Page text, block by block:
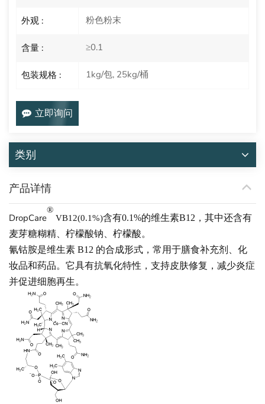
外观 : 粉色粉末
含量 : ≥0.1
包装规格 : 1kg/包, 25kg/桶
立即询问
类别
产品详情
DropCare
®
VB12(0.1%)含有0.1%的维生素B12，其中还含有
麦芽糖糊精、柠檬酸钠、柠檬酸。
氰钴胺是维生素 B12 的合成形式，常用于膳食补充剂、化
妆品和药品。它具有抗氧化特性，支持皮肤修复，减少炎症
并促进细胞再生。